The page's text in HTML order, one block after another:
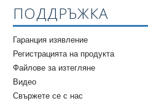
ПОДДРЪЖКА
Гаранция изявление
Регистрацията на продукта
Файлове за изтегляне
Видео
Свържете се с нас